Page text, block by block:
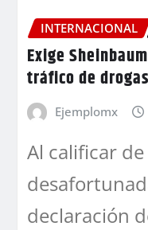
INTERNACIONAL
Exige
tráfico de
Ejemplomx
Al calificar de
declaración